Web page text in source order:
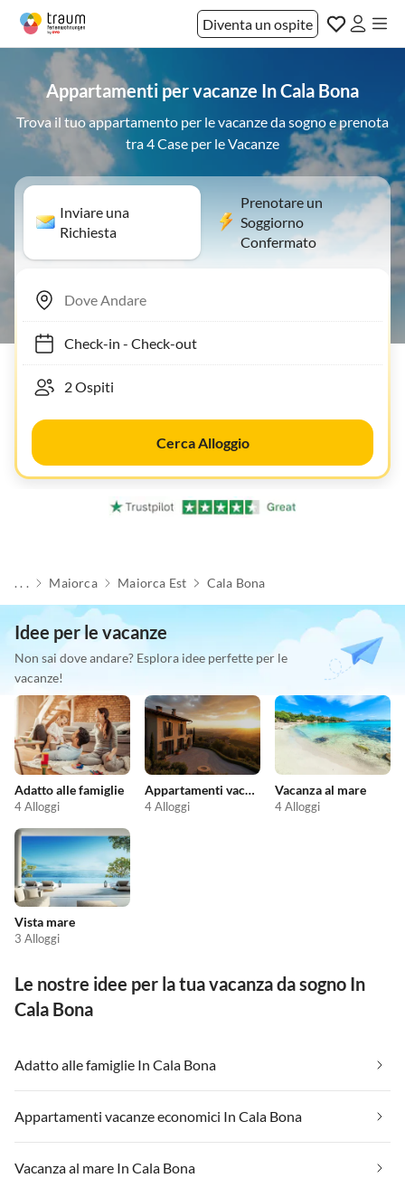
Diventa un ospite
Appartamenti per vacanze In Cala Bona
Trova il tuo appartamento per le vacanze da sogno e prenota
tra 4 Case per le Vacanze
Inviare una
Richiesta
Prenotare un
Soggiorno
Confermato
Check-in- Check-out
Cerca Alloggio
. . . Maiorca Maiorca Est Cala Bona
Idee per le vacanze
Non sai dove andare? Esplora idee perfette per le
vacanze!
Adatto alle famiglie
4 Alloggi
Appartamenti vacanze economici
4 Alloggi
Vacanza al mare
4 Alloggi
Vista mare
3 Alloggi
Le nostre idee per la tua vacanza da sogno In
Cala Bona
Adatto alle famiglie In Cala Bona
Appartamenti vacanze economici In Cala Bona
Vacanza al mare In Cala Bona